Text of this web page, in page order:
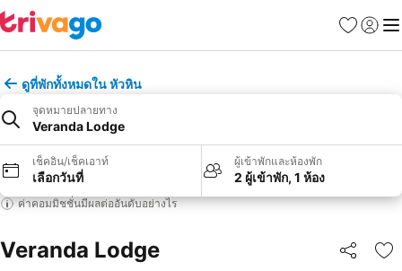
รายการโป
เข้าสู่ร
เมนู
ดูที่พักทั้งหมดใน หัวหิน
จุดหมายปลายทาง
Veranda Lodge
เช็คอิน/เช็คเอาท์
เลือกวันที่
ผู้เข้าพักและห้องพัก
2 ผู้เข้าพัก, 1 ห้อง
ค่าคอมมิชชั่นมีผลต่ออันดับอย่างไร
Veranda Lodge แชร์
เ